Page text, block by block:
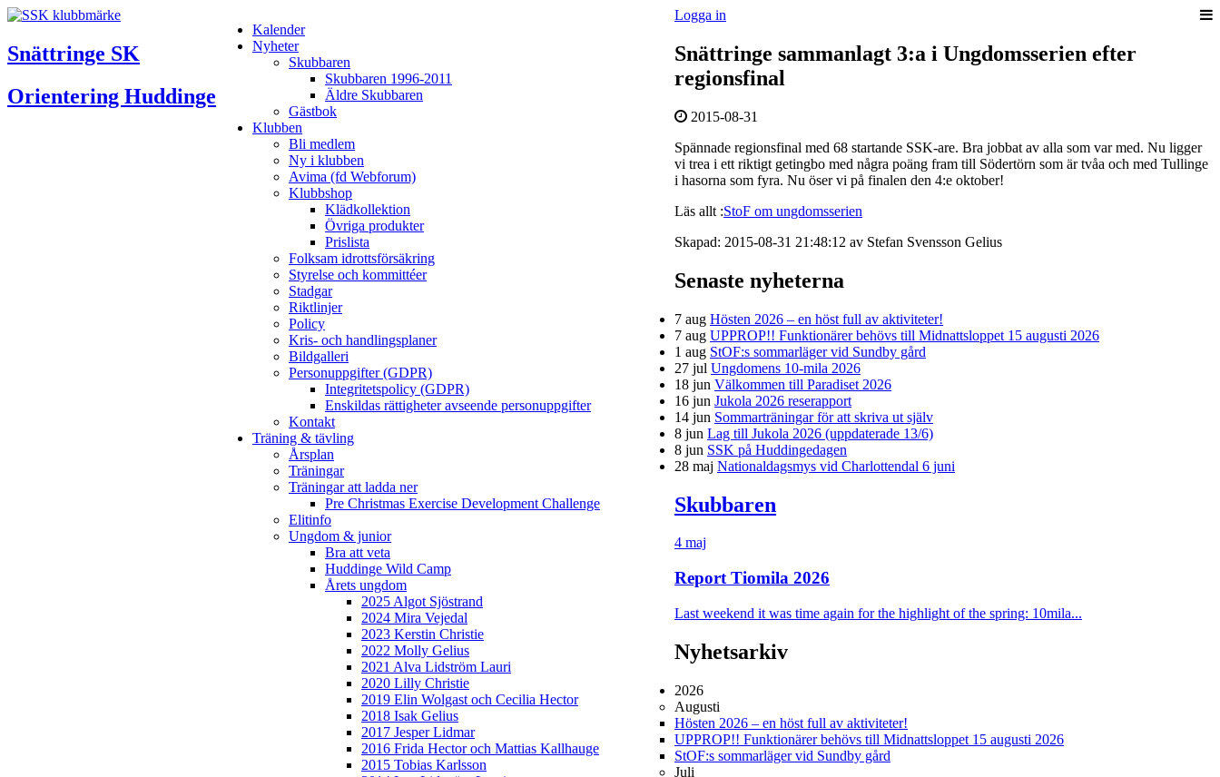
Logga in
Snättringe SK
Orientering Huddinge
Kalender
Nyheter
Skubbaren
Skubbaren 1996-2011
Äldre Skubbaren
Gästbok
Klubben
Bli medlem
Ny i klubben
Avima (fd Webforum)
Klubbshop
Klädkollektion
Övriga produkter
Prislista
Folksam idrottsförsäkring
Styrelse och kommittéer
Stadgar
Riktlinjer
Policy
Kris- och handlingsplaner
Bildgalleri
Personuppgifter (GDPR)
Integritetspolicy (GDPR)
Enskildas rättigheter avseende personuppgifter
Kontakt
Träning & tävling
Årsplan
Träningar
Träningar att ladda ner
Pre Christmas Exercise Development Challenge
Elitinfo
Ungdom & junior
Bra att veta
Huddinge Wild Camp
Årets ungdom
2025 Algot Sjöstrand
2024 Mira Vejedal
2023 Kerstin Christie
2022 Molly Gelius
2021 Alva Lidström Lauri
2020 Lilly Christie
2019 Elin Wolgast och Cecilia Hector
2018 Isak Gelius
2017 Jesper Lidmar
2016 Frida Hector och Mattias Kallhauge
2015 Tobias Karlsson
Snättringe sammanlagt 3:a i Ungdomsserien efter
regionsfinal
2015-08-31
Spännade regionsfinal med 68 startande SSK-are. Bra jobbat av alla som var med. Nu ligger
vi trea i ett riktigt getingbo med några poäng fram till Södertörn som är tvåa och med Tullinge
i hasorna som fyra. Nu öser vi på finalen den 4:e oktober!
Läs allt :StoF om ungdomsserien
Skapad: 2015-08-31 21:48:12 av Stefan Svensson Gelius
Senaste nyheterna
7 aug Hösten 2026 – en höst full av aktiviteter!
7 aug UPPROP!! Funktionärer behövs till Midnattsloppet 15 augusti 2026
1 aug StOF:s sommarläger vid Sundby gård
27 jul Ungdomens 10-mila 2026
18 jun Välkommen till Paradiset 2026
16 jun Jukola 2026 reserapport
14 jun Sommarträningar för att skriva ut själv
8 jun Lag till Jukola 2026 (uppdaterade 13/6)
8 jun SSK på Huddingedagen
28 maj Nationaldagsmys vid Charlottendal 6 juni
Skubbaren
4 maj
Report Tiomila 2026
Last weekend it was time again for the highlight of the spring: 10mila...
Nyhetsarkiv
2026
Augusti
Hösten 2026 – en höst full av aktiviteter!
UPPROP!! Funktionärer behövs till Midnattsloppet 15 augusti 2026
StOF:s sommarläger vid Sundby gård
Juli